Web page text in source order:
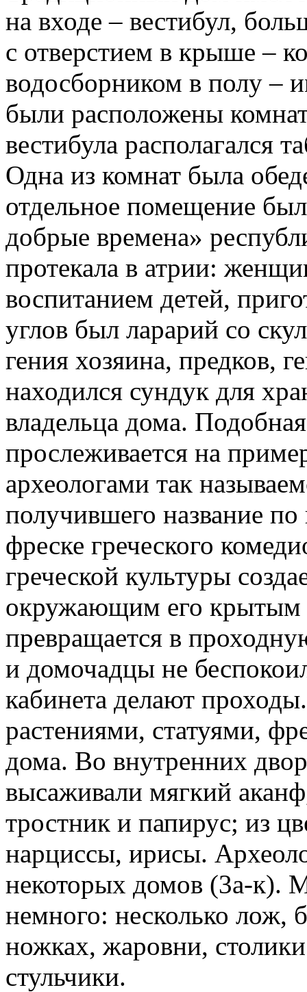
на входе – вестибул,
с отверстием в крыше –
водосборником в полу –
были расположены
вестибула располагался
Одна из комнат была
отдельное помещение
добрые времена»
протекала в атрии:
воспитанием детей,
углов был ларарий со
гения хозяина, предков,
находился сундук для
владельца дома.
прослеживается на
археологами так
получившего название
фреске греческого
греческой культуры
окружающим его крытым
превращается в
и домочадцы не
кабинета делают
растениями, статуями,
дома. Во внутренних
высаживали мягкий
тростник и папирус; из
нарциссы, ирисы.
некоторых домов (3а-к).
немного: несколько лож,
ножках, жаровни,
стульчики.